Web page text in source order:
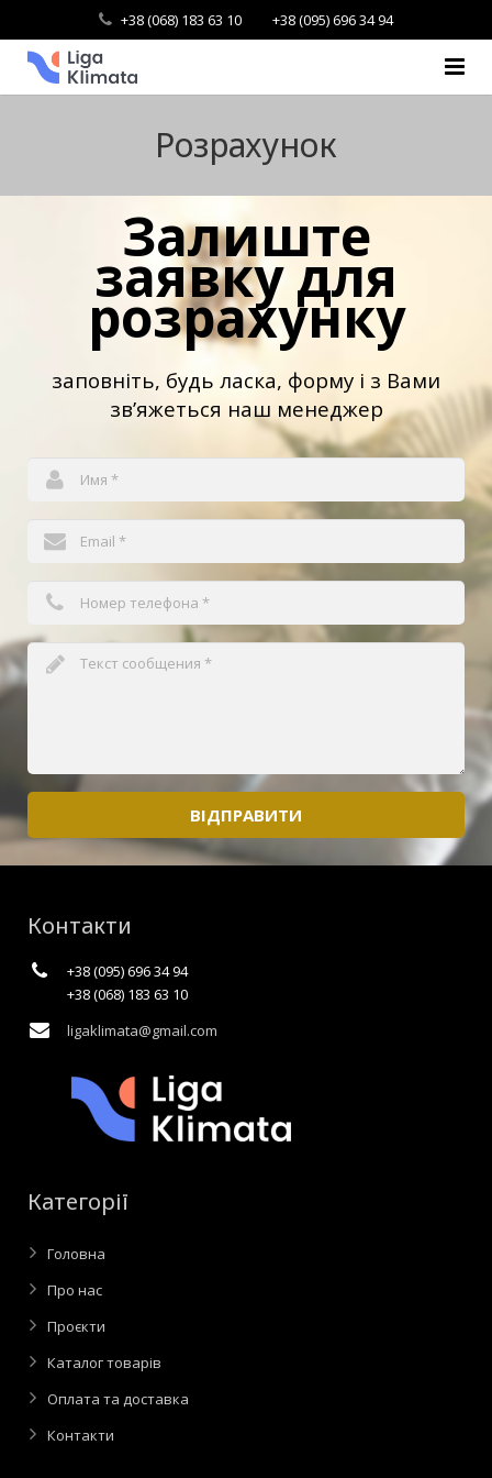
+38 (068) 183 63 10 +38 (095) 696 34 94
Каталог товарів
Оплата та доставка
Контакти
Розрахунок
Залиште
заявку для
розрахунку
заповніть, будь ласка, форму і з Вами
зв’яжеться наш менеджер
ВІДПРАВИТИ
Контакти
+38 (095) 696 34 94
+38 (068) 183 63 10
ligaklimata@gmail.com
Категорії
Головна
Про нас
Проєкти
Каталог товарів
Оплата та доставка
Контакти